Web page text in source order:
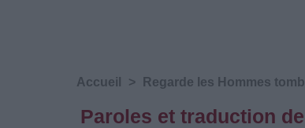
Accueil > Regarde les Hommes
Paroles et traduction